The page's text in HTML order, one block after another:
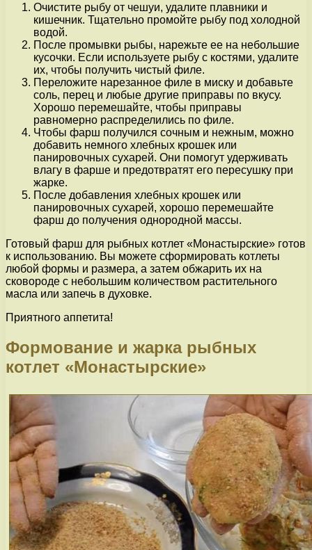
Очистите рыбу от чешуи, удалите плавники и
кишечник. Тщательно промойте рыбу под холодной
водой.
После промывки рыбы, нарежьте ее на небольшие
кусочки. Если используете рыбу с костями, удалите
их, чтобы получить чистый филе.
Переложите нарезанное филе в миску и добавьте
соль, перец и любые другие приправы по вкусу.
Хорошо перемешайте, чтобы приправы
равномерно распределились по филе.
Чтобы фарш получился сочным и нежным, можно
добавить немного хлебных крошек или
панировочных сухарей. Они помогут удерживать
влагу в фарше и предотвратят его пересушку при
жарке.
После добавления хлебных крошек или
панировочных сухарей, хорошо перемешайте
фарш до получения однородной массы.
Готовый фарш для рыбных котлет «Монастырские» готов
к использованию. Вы можете сформировать котлеты
любой формы и размера, а затем обжарить их на
сковороде с небольшим количеством растительного
масла или запечь в духовке.
Приятного аппетита!
Формование и жарка рыбных
котлет «Монастырские»